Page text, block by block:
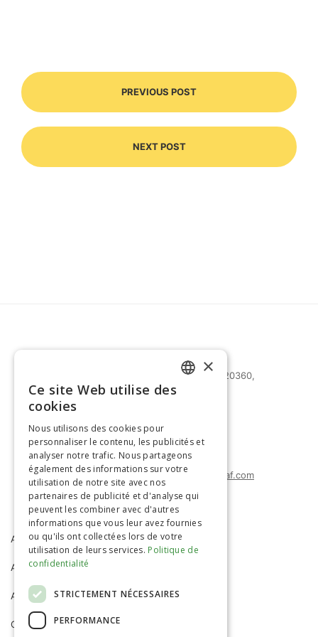
PREVIOUS POST
NEXT POST
27 bd Mohammed Zerktouni 20360,
Casablanca, Maroc
(+212) 0522-487-662
(+212) 0522-487-663
agrimatco.maroc@agrimatco-af.com
ACCUEIL AGRIMATCO
ACTIVITÉS
ACTUALITÉS R&D
CARRIÈRE
×
Ce site Web utilise des
cookies
Nous utilisons des cookies pour
personnaliser le contenu, les publicités et
analyser notre trafic. Nous partageons
également des informations sur votre
utilisation de notre site avec nos
partenaires de publicité et d'analyse qui
peuvent les combiner avec d'autres
informations que vous leur avez fournies
ou qu'ils ont collectées lors de votre
utilisation de leurs services. Politique de
confidentialité
STRICTEMENT NÉCESSAIRES
PERFORMANCE